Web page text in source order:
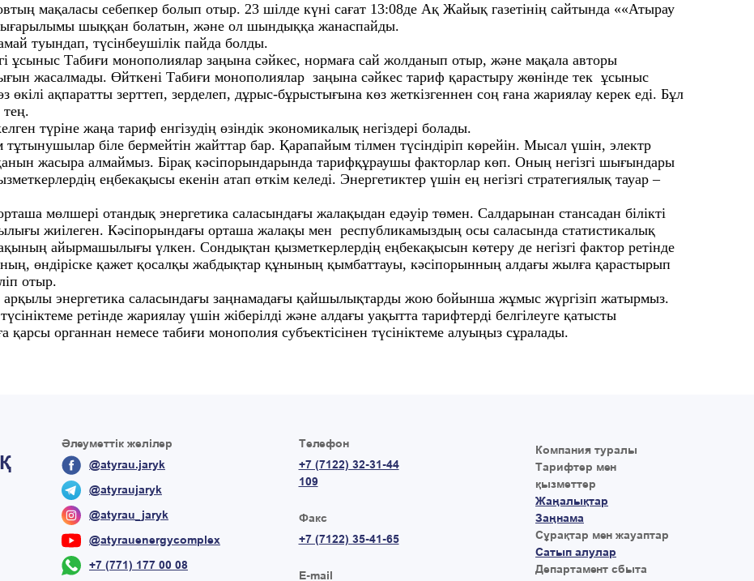
мақаласы себепкер болып отыр. 23 шілде күні сағат 13:08де Ақ Жайық газетінің сайтында ««Атырау
шыққан болатын, және ол шындыққа жанаспайды.
туындап, түсінбеушілік пайда болды.
ұсыныс Табиғи монополиялар заңына сәйкес, нормаға сай жолданып отыр, және мақала авторы
жасалмады. Өйткені Табиғи монополиялар заңына сәйкес тариф қарастыру жөнінде тек ұсыныс
ақпаратты зерттеп, зерделеп, дұрыс-бұрыстығына көз жеткізгеннен соң ғана жариялау керек еді. Бұл
тең.
түріне жаңа тариф енгізудің өзіндік экономикалық негіздері болады.
біле бермейтін жайттар бар. Қарапайым тілмен түсіндіріп көрейін. Мысал үшін, электр
жасыра алмаймыз. Бірақ кәсіпорындарында тарифқұраушы факторлар көп. Оның негізгі шығындары
еңбекақысы екенін атап өткім келеді. Энергетиктер үшін ең негізгі стратегиялық тауар –
мөлшері отандық энергетика саласындағы жалақыдан едәуір төмен. Салдарынан стансадан білікті
жиілеген. Кәсіпорындағы орташа жалақы мен республикамыздың осы саласында статистикалық
айырмашылығы үлкен. Сондықтан қызметкерлердің еңбекақысын көтеру де негізгі фактор ретінде
өндіріске қажет қосалқы жабдықтар құнының қымбаттауы, кәсіпорынның алдағы жылға қарастырып
отыр.
арқылы энергетика саласындағы заңнамадағы қайшылықтарды жою бойынша жұмыс жүргізіп жатырмыз.
ретінде жариялау үшін жіберілді және алдағы уақытта тарифтерді белгілеуге қатысты
қарсы органнан немесе табиғи монополия субъектісінен түсініктеме алуыңыз сұралады.
Әлеуметтік желілер
@atyrau.jaryk
@atyraujaryk
@atyrau_jaryk
@atyrauenergycomplex
+7 (771) 177 00 08
Телефон
+7 (7122) 32-31-44
109
Факс
+7 (7122) 35-41-65
E-mail
Компания туралы
Тарифтер мен
қызметтер
Жаңалықтар
Заңнама
Сұрақтар мен жауаптар
Сатып алулар
Департамент сбыта